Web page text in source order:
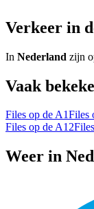
Verkeer in
In Nederland zijn
Vaak
Files op de A1Files
Files op de A12
Weer in